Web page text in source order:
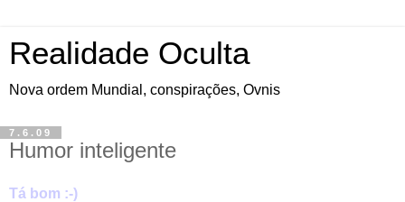
Realidade Oculta
Nova ordem Mundial, conspirações, Ovnis
7.6.09
Humor inteligente
Tá bom :-)